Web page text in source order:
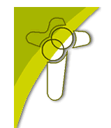
Skip
content